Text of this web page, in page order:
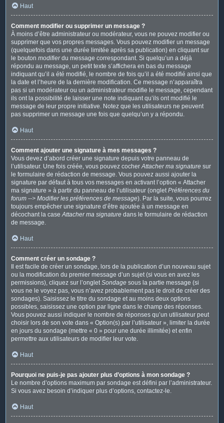
Haut
Comment modifier ou supprimer un message ?
À moins d’être administrateur ou modérateur, vous ne pouvez modifier ou
supprimer que vos propres messages. Vous pouvez modifier un message
(quelquefois dans une durée limitée après sa publication) en cliquant sur
le bouton modifierdu message correspondant. Si quelqu’un a déjà
répondu au message, un petit texte s’affichera en bas du message
indiquant qu’il a été modifié, le nombre de fois qu’il a été modifié ainsi que
la date et l’heure de la dernière modification. Ce message n’apparaîtra
pas si un modérateur ou un administrateur modifie le message, cependant
ils ont la possibilité de laisser une note indiquant qu’ils ont modifié le
message de leur propre initiative. Notez que les utilisateurs ne peuvent
pas supprimer un message une fois que quelqu’un y a répondu.
Haut
Comment ajouter une signature à mes messages ?
Vous devez d’abord créer une signature depuis votre panneau de
l’utilisateur. Une fois créée, vous pouvez cocherAttacher ma signature sur
le formulaire de rédaction de message. Vous pouvez aussi ajouter la
signature par défaut à tous vos messages en activant l’option « Attacher
ma signature » à partir du panneau de l’utilisateur (ongletPréférences du
forum --> Modifier les préférences de message). Par la suite, vous pourrez
toujours empêcher une signature d’être ajoutée à un message en
décochant la caseAttacher ma signature dans le formulaire de rédaction
de message.
Haut
Comment créer un sondage ?
Il est facile de créer un sondage, lors de la publication d’un nouveau sujet
ou la modification du premier message d’un sujet (si vous en avez les
permissions), cliquez sur l’ongletSondage sous la partie message (si
vous ne le voyez pas, vous n’avez probablement pas le droit de créer des
sondages). Saisissez le titre du sondage et au moins deux options
possibles, saisissez une option par ligne dans le champ des réponses.
Vous pouvez aussi indiquer le nombre de réponses qu’un utilisateur peut
choisir lors de son vote dans « Option(s) par l’utilisateur », limiter la durée
en jours du sondage (mettre « 0 » pour une durée illimitée) et enfin
permettre aux utilisateurs de modifier leur vote.
Haut
Pourquoi ne puis-je pas ajouter plus d’options à mon sondage ?
Le nombre d’options maximum par sondage est défini par l’administrateur.
Si vous avez besoin d’indiquer plus d’options, contactez-le.
Haut